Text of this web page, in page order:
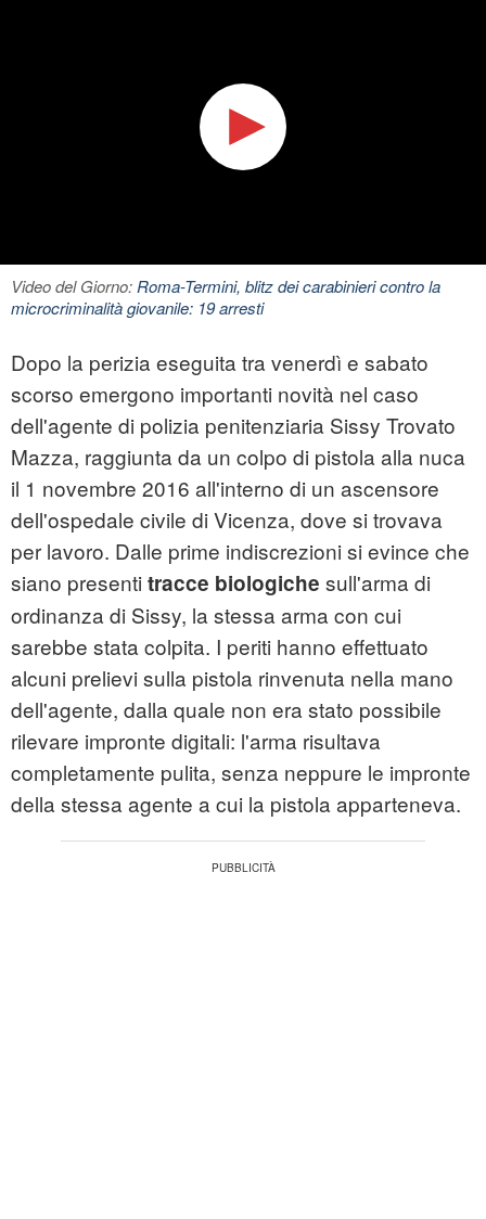
Video del Giorno:Roma-Termini, blitz dei carabinieri contro la
microcriminalità giovanile: 19 arresti
Dopo la perizia eseguita tra venerdì e sabato
scorso emergono importanti novità nel caso
dell'agente di polizia penitenziaria Sissy Trovato
Mazza, raggiunta da un colpo di pistola alla nuca
il 1 novembre 2016 all'interno di un ascensore
dell'ospedale civile di Vicenza, dove si trovava
per lavoro. Dalle prime indiscrezioni si evince che
siano presenti tracce biologiche sull'arma di
ordinanza di Sissy, la stessa arma con cui
sarebbe stata colpita. I periti hanno effettuato
alcuni prelievi sulla pistola rinvenuta nella mano
dell'agente, dalla quale non era stato possibile
rilevare impronte digitali: l'arma risultava
completamente pulita, senza neppure le impronte
della stessa agente a cui la pistola apparteneva.